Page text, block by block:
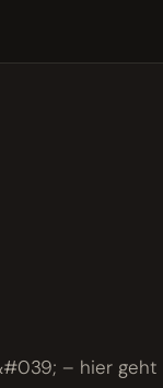
– hier geht